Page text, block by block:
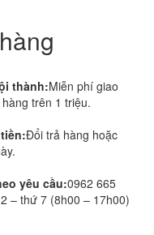
thành:Miễn phí giao
trên 1 triệu.
Đổi trả hàng hoặc
yêu cầu:0962 665
– thứ 7 (8h00 – 17h00)